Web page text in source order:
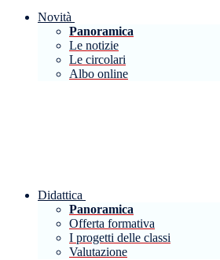
Novità
Panoramica
Le notizie
Le circolari
Albo online
Didattica
Panoramica
Offerta formativa
I progetti delle classi
Valutazione